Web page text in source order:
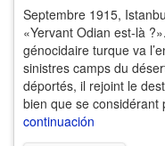
Septembre 1915,
«Yervant Odian est-là
génocidaire turque va
sinistres camps du
déportés, il rejoint le
bien que se
continuación